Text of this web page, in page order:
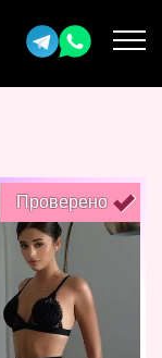
Проверено